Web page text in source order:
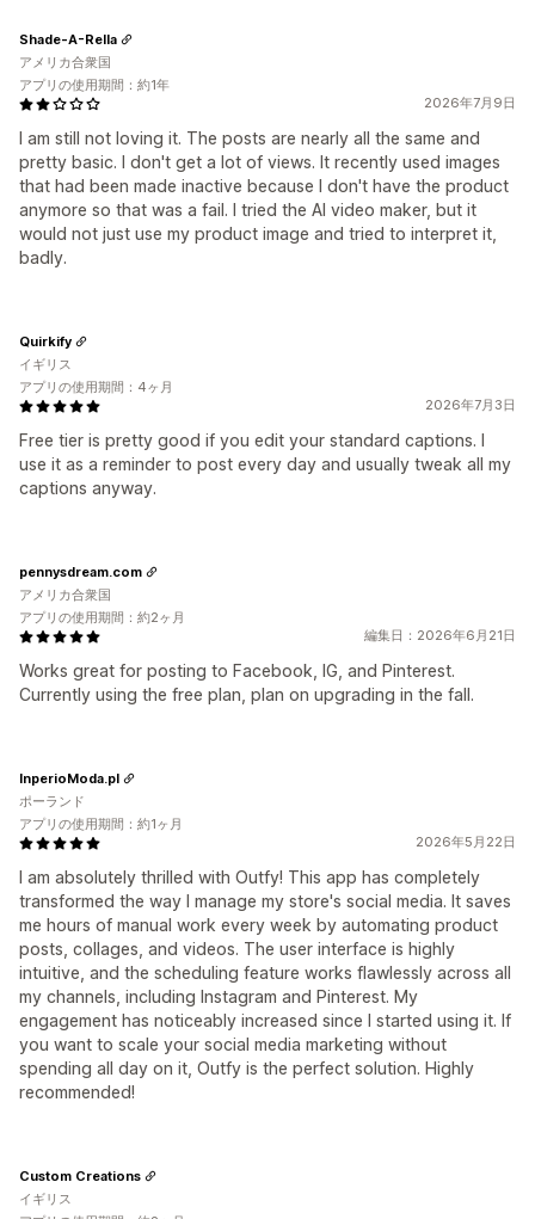
2026年7月9日
I am still not loving it. The posts are nearly all the same and
pretty basic. I don't get a lot of views. It recently used images
that had been made inactive because I don't have the product
anymore so that was a fail. I tried the AI video maker, but it
would not just use my product image and tried to interpret it,
badly.
Shade-A-Rella
アメリカ合衆国
アプリの使用期間：約1年
2026年7月3日
Free tier is pretty good if you edit your standard captions. I
use it as a reminder to post every day and usually tweak all my
captions anyway.
Quirkify
イギリス
アプリの使用期間：4ヶ月
編集日：2026年6月21日
Works great for posting to Facebook, IG, and Pinterest.
Currently using the free plan, plan on upgrading in the fall.
pennysdream.com
アメリカ合衆国
アプリの使用期間：約2ヶ月
2026年5月22日
I am absolutely thrilled with Outfy! This app has completely
transformed the way I manage my store's social media. It saves
me hours of manual work every week by automating product
posts, collages, and videos. The user interface is highly
intuitive, and the scheduling feature works flawlessly across all
my channels, including Instagram and Pinterest. My
engagement has noticeably increased since I started using it. If
you want to scale your social media marketing without
spending all day on it, Outfy is the perfect solution. Highly
recommended!
InperioModa.pl
ポーランド
アプリの使用期間：約1ヶ月
Custom Creations
イギリス